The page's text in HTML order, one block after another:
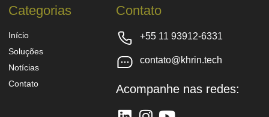
Categorias
Início
Soluções
Notícias
Contato
Contato
+55 11 93912-6331
contato@khrin.tech
Acompanhe nas redes: